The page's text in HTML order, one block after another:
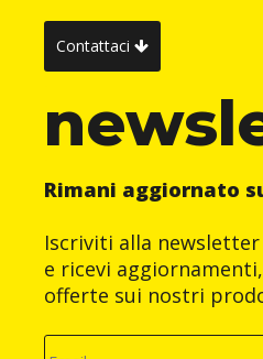
Contattaci
Rimani aggiornato
Iscriviti alla
e ricevi
offerte sui nostri